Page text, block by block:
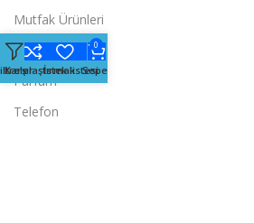
Mutfak Ürünleri
Oyun Konsolu
Parfum
Telefon
Karşılaştırmak
İstek listesi
0
Sepet